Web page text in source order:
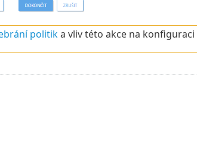
politika vliv této akce na